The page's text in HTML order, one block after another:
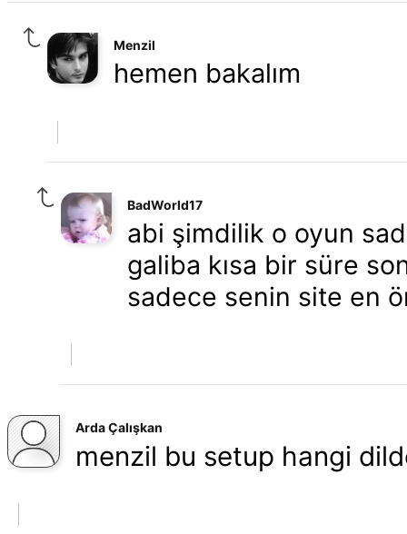
Menzil
hemen bakalım
BadWorld17
abi şimdilik o oyun
galiba kısa bir süre
sadece senin site en
Arda Çalışkan
menzil bu setup hangi